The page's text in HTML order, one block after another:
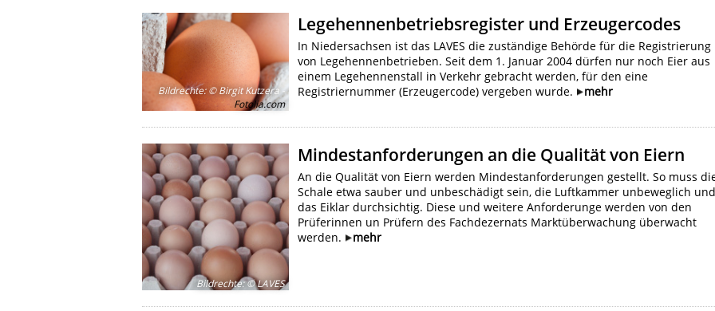
Bildrechte:© Birgit Kutzera -
Fotolia.com
Legehennenbetriebsregister und Erzeugercodes
In Niedersachsen ist das LAVES die zuständige Behörde für die Registrierung
von Legehennenbetrieben. Seit dem 1. Januar 2004 dürfen nur noch Eier aus
einem Legehennenstall in Verkehr gebracht werden, für den eine
Registriernummer (Erzeugercode) vergeben wurde.
mehr
Bildrechte:© LAVES
Mindestanforderungen an die Qualität von Eiern
An die Qualität von Eiern werden Mindestanforderungen gestellt. So muss
Schale etwa sauber und unbeschädigt sein, die Luftkammer unbeweglich
das Eiklar durchsichtig. Diese und weitere Anforderunge werden von den
Prüferinnen un Prüfern des Fachdezernats Marktüberwachung überwacht
werden.
mehr